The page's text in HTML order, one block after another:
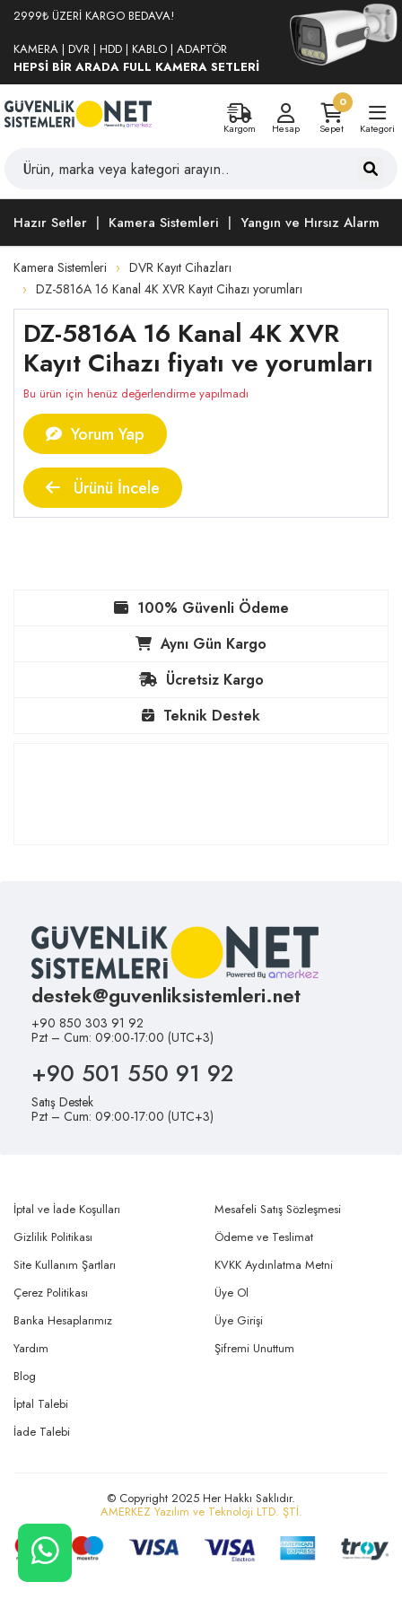
2999₺ ÜZERİ KARGO BEDAVA!
KAMERA | DVR | HDD | KABLO | ADAPTÖR
HEPSİ BİR ARADA FULL KAMERA SETLERİ
Kargom Hesap
0
Sepet
Kategori
Hazır Setler Kamera Sistemleri Yangın ve Hırsız Alarm
Kamera Sistemleri
DVR Kayıt Cihazları
DZ-5816A 16 Kanal 4K XVR Kayıt Cihazı yorumları
DZ-5816A 16 Kanal 4K XVR
Kayıt Cihazı fiyatı ve yorumları
Bu ürün için henüz değerlendirme yapılmadı
Yorum Yap
Ürünü İncele
100% Güvenli Ödeme
Aynı Gün Kargo
Ücretsiz Kargo
Teknik Destek
destek@guvenliksistemleri.net
+90 850 303 91 92
Pzt – Cum: 09:00-17:00 (UTC+3)
+90 501 550 91 92
Satış Destek
Pzt – Cum: 09:00-17:00 (UTC+3)
İptal ve İade Koşulları
Gizlilik Politikası
Site Kullanım Şartları
Mesafeli Satış Sözleşmesi
Ödeme ve Teslimat
KVKK Aydınlatma Metni
Çerez Politikası
Banka Hesaplarımız
Yardım
Üye Ol
Üye Girişi
Şifremi Unuttum
Blog
İptal Talebi
İade Talebi
© Copyright 2025 Her Hakkı Saklıdır.
AMERKEZ Yazılım ve Teknoloji LTD. ŞTİ.